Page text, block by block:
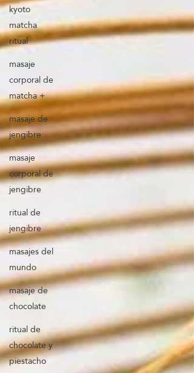
kyoto
matcha
ritual
masaje
corporal de
matcha +
masaje de
jengibre
masaje
corporal de
jengibre
ritual de
jengibre
masajes del
mundo
masaje de
chocolate
ritual de
chocolate y
piestacho